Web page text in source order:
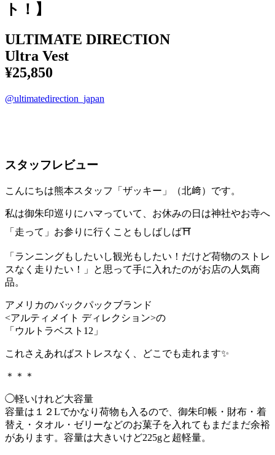
ト！】
ULTIMATE DIRECTION
Ultra Vest
¥25,850
@ultimatedirection_japan
スタッフレビュー
こんにちは熊本スタッフ「ザッキー」（北﨑）です。
私は御朱印巡りにハマっていて、お休みの日は神社やお寺へ
「走って」お参りに行くこともしばしば⛩️
「ランニングもしたいし観光もしたい！だけど荷物のストレ
スなく走りたい！」と思って手に入れたのがお店の人気商
品。
アメリカのバックパックブランド
<アルティメイト ディレクション>の
「ウルトラベスト12」
これさえあればストレスなく、どこでも走れます✨
＊＊＊
◯軽いけれど大容量
容量は１２Lでかなり荷物も入るので、御朱印帳・財布・着
替え・タオル・ゼリーなどのお菓子を入れてもまだまだ余裕
があります。容量は大きいけど225gと超軽量。